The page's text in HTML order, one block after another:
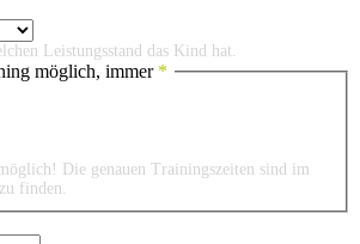
Leistungsstand das Kind hat.
möglich, immer *
Die genauen Trainingszeiten sind im
finden.